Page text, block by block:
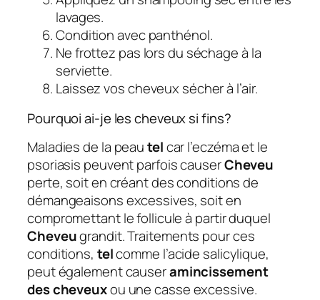
lavages.
Condition avec panthénol.
Ne frottez pas lors du séchage à la
serviette.
Laissez vos cheveux sécher à l’air.
Pourquoi ai-je les cheveux si fins?
Maladies de la peautelcar l’eczéma et le
psoriasis peuvent parfois causerCheveu
perte, soit en créant des conditions de
démangeaisons excessives, soit en
compromettant le follicule à partir duquel
Cheveugrandit. Traitements pour ces
conditions, telcomme l’acide salicylique,
peut également causeramincissement
des cheveuxou une casse excessive.